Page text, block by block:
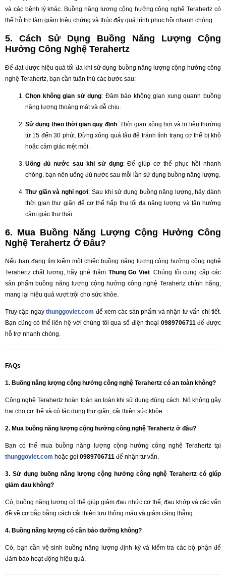
và các bệnh lý khác. Buồng năng lượng cộng hưởng công nghệ Terahertz có
thể hỗ trợ làm giảm triệu chứng và thúc đẩy quá trình phục hồi nhanh chóng.
5. Cách Sử Dụng Buồng Năng Lượng Cộng
Hưởng Công Nghệ Terahertz
Để đạt được hiệu quả tối đa khi sử dụng buồng năng lượng cộng hưởng công
nghệ Terahertz, bạn cần tuân thủ các bước sau:
Chọn không gian sử dụng: Đảm bảo không gian xung quanh buồng
năng lượng thoáng mát và dễ chịu.
Sử dụng theo thời gian quy định: Thời gian xông hơi và trị liệu thường
từ 15 đến 30 phút. Đừng xông quá lâu để tránh tình trạng cơ thể bị khô
hoặc cảm giác mệt mỏi.
Uống đủ nước sau khi sử dụng: Để giúp cơ thể phục hồi nhanh
chóng, bạn nên uống đủ nước sau mỗi lần sử dụng buồng năng lượng.
Thư giãn và nghỉ ngơi: Sau khi sử dụng buồng năng lượng, hãy dành
thời gian thư giãn để cơ thể hấp thụ tối đa năng lượng và tận hưởng
cảm giác thư thái.
6. Mua Buồng Năng Lượng Cộng Hưởng Công
Nghệ Terahertz Ở Đâu?
Nếu bạn đang tìm kiếm một chiếc buồng năng lượng cộng hưởng công nghệ
Terahertz chất lượng, hãy ghé thăm Thung Go Viet. Chúng tôi cung cấp các
sản phẩm buồng năng lượng cộng hưởng công nghệ Terahertz chính hãng,
mang lại hiệu quả vượt trội cho sức khỏe.
Truy cập ngaythunggoviet.com để xem các sản phẩm và nhận tư vấn chi tiết.
Bạn cũng có thể liên hệ với chúng tôi qua số điện thoại 0989706711để được
hỗ trợ nhanh chóng.
FAQs
1. Buồng năng lượng cộng hưởng công nghệ Terahertz có an toàn không?
Công nghệ Terahertz hoàn toàn an toàn khi sử dụng đúng cách. Nó không gây
hại cho cơ thể và có tác dụng thư giãn, cải thiện sức khỏe.
2. Mua buồng năng lượng cộng hưởng công nghệ Terahertz ở đâu?
Bạn có thể mua buồng năng lượng cộng hưởng công nghệ Terahertz tại
thunggoviet.com hoặc gọi 0989706711 để nhận tư vấn.
3. Sử dụng buồng năng lượng cộng hưởng công nghệ Terahertz có giúp
giảm đau không?
Có, buồng năng lượng có thể giúp giảm đau nhức cơ thể, đau khớp và các vấn
đề về cơ bắp bằng cách cải thiện lưu thông máu và giảm căng thẳng.
4. Buồng năng lượng có cần bảo dưỡng không?
Có, bạn cần vệ sinh buồng năng lượng định kỳ và kiểm tra các bộ phận để
đảm bảo hoạt động hiệu quả.